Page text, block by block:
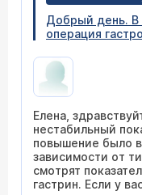
Добрый день. В
операция
серотонин
значение 252.
о возможных
Состою на
жительства, в
обследование,
уважением
Елена,
нестабильный
повышение было
зависимости от
смотрят
гастрин. Если у